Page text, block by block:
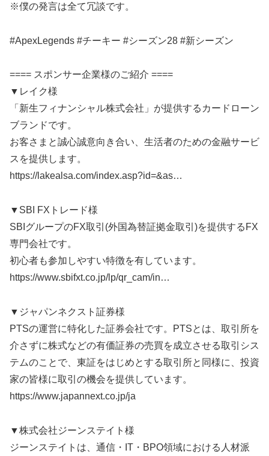
※僕の発言は全て冗談です。
#ApexLegends #チーキー #シーズン28 #新シーズン
==== スポンサー企業様のご紹介 ====
▼レイク様
「新生フィナンシャル株式会社」が提供するカードローン
ブランドです。
お客さまと誠心誠意向き合い、生活者のための金融サービ
スを提供します。
https://lakealsa.com/index.asp?id=&as…
▼SBI FXトレード様
SBIグループのFX取引(外国為替証拠金取引)を提供するFX
専門会社です。
初心者も参加しやすい特徴を有しています。
https://www.sbifxt.co.jp/lp/qr_cam/in…
▼ジャパンネクスト証券様
PTSの運営に特化した証券会社です。PTSとは、取引所を
介さずに株式などの有価証券の売買を成立させる取引シス
テムのことで、東証をはじめとする取引所と同様に、投資
家の皆様に取引の機会を提供しています。
https://www.japannext.co.jp/ja
▼株式会社ジーンステイト様
ジーンステイトは、通信・IT・BPO領域における人材派